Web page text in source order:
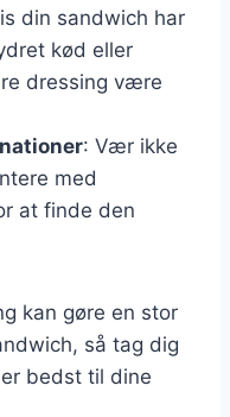
din sandwich har
kød eller
dressing være
: Vær ikke
med
at finde den
kan gøre en stor
så tag dig
bedst til dine